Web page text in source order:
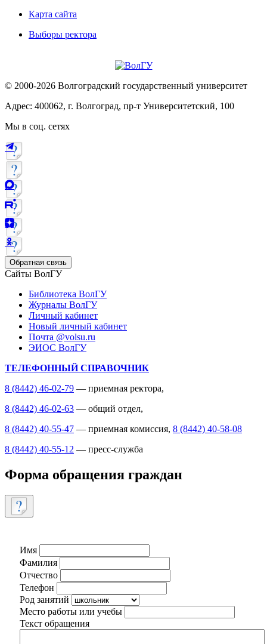
Карта сайта
Выборы ректора
© 2000-2026 Волгоградский государственный университет
Адрес: 400062, г. Волгоград, пр-т Университетский, 100
Мы в соц. сетях
Обратная связь
Сайты ВолГУ
Библиотека ВолГУ
Журналы ВолГУ
Личный кабинет
Новый личный кабинет
Почта @volsu.ru
ЭИОС ВолГУ
ТЕЛЕФОННЫЙ СПРАВОЧНИК
8 (8442) 46-02-79 — приемная ректора,
8 (8442) 46-02-63 — общий отдел,
8 (8442) 40-55-47 — приемная комиссия, 8 (8442) 40-58-08
8 (8442) 40-55-12 — пресс-служба
Форма обращения граждан
Имя
Фамилия
Отчество
Телефон
Род занятий
Место работы или учебы
Текст обращения